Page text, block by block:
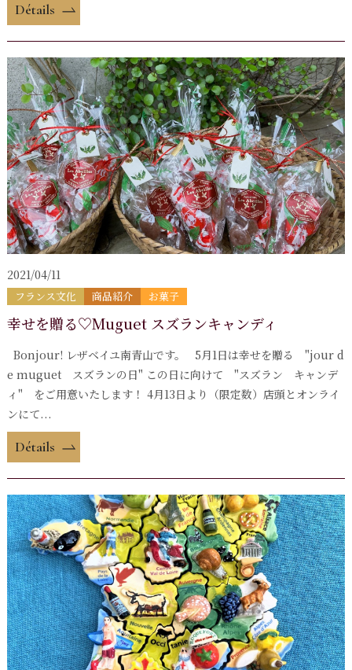
Détails
2021/04/11
フランス文化 商品紹介 お菓子
幸せを贈る♡Muguet スズランキャンディ
Bonjour! レザベイユ南青山です。 5月1日は幸せを贈る "jour d
e muguet スズランの日" この日に向けて "スズラン キャンデ
ィ" をご用意いたします！ 4月13日より（限定数）店頭とオンライ
ンにて...
Détails